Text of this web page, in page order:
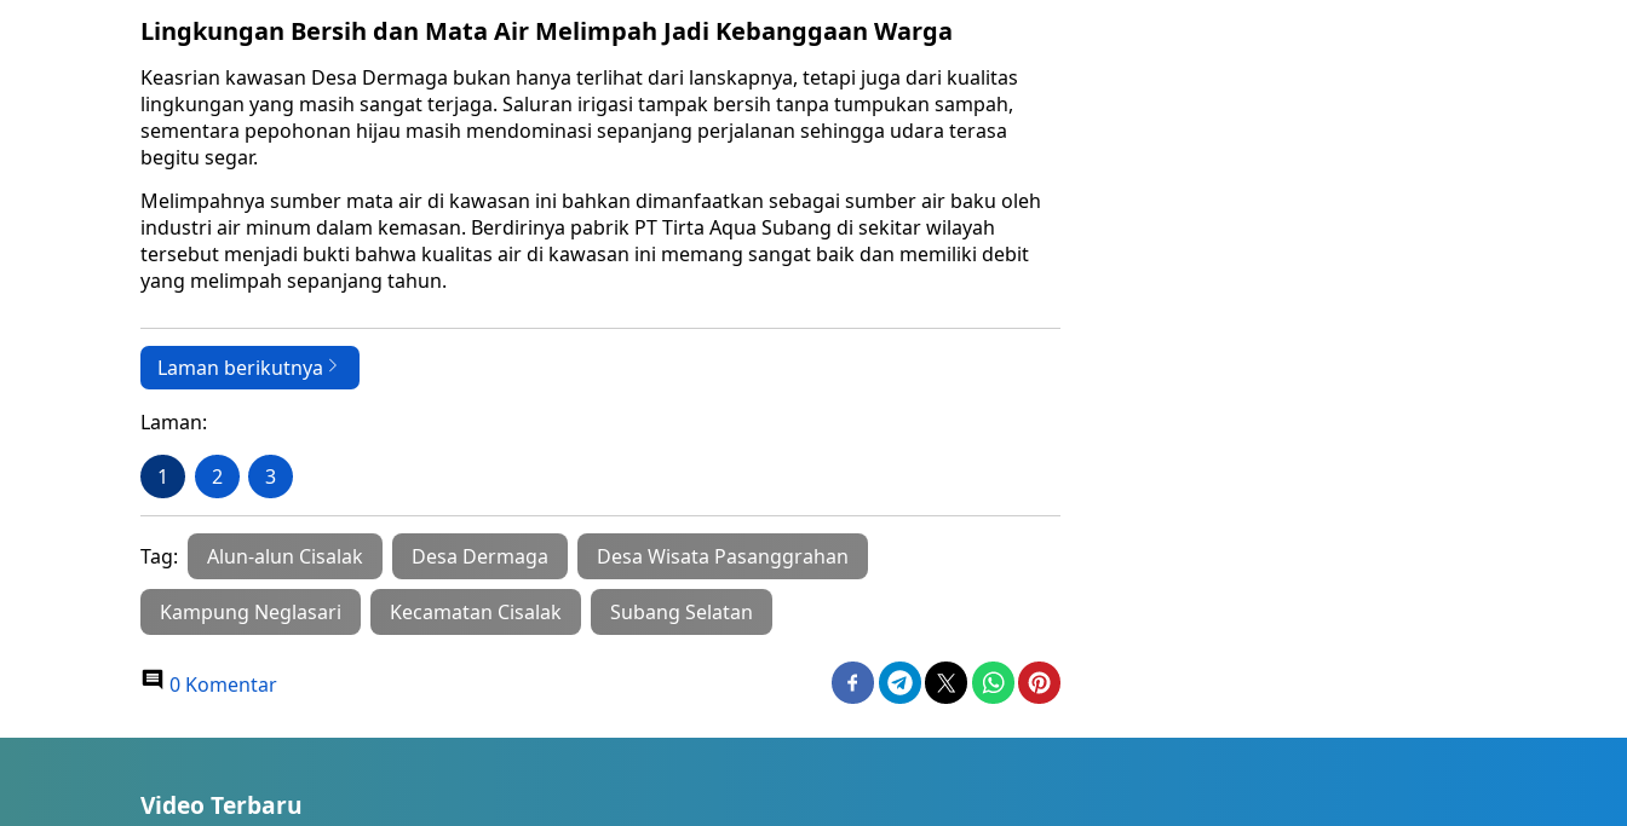
Lingkungan Bersih dan Mata Air Melimpah Jadi Kebanggaan Warga
Keasrian kawasan Desa Dermaga bukan hanya terlihat dari lanskapnya, tetapi juga dari kualitas
lingkungan yang masih sangat terjaga. Saluran irigasi tampak bersih tanpa tumpukan sampah,
sementara pepohonan hijau masih mendominasi sepanjang perjalanan sehingga udara terasa
begitu segar.
Melimpahnya sumber mata air di kawasan ini bahkan dimanfaatkan sebagai sumber air baku oleh
industri air minum dalam kemasan. Berdirinya pabrik PT Tirta Aqua Subang di sekitar wilayah
tersebut menjadi bukti bahwa kualitas air di kawasan ini memang sangat baik dan memiliki debit
yang melimpah sepanjang tahun.
Laman berikutnya
Laman:
1 2 3
Tag: Alun-alun Cisalak Desa Dermaga Desa Wisata Pasanggrahan
Kampung Neglasari Kecamatan Cisalak Subang Selatan
0 Komentar
Video Terbaru